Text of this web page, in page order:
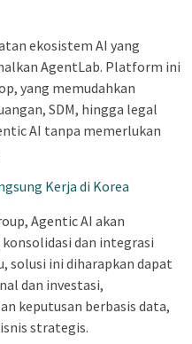
ekosistem AI yang
AgentLab. Platform ini
yang memudahkan
SDM, hingga legal
AI tanpa memerlukan
Kerja di Korea
Agentic AI akan
dan integrasi
solusi ini diharapkan dapat
dan investasi,
keputusan berbasis data,
strategis.